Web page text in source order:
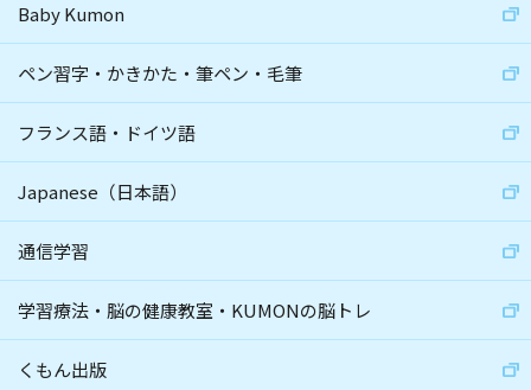
Baby Kumon
ペン習字・かきかた・筆ペン・毛筆
フランス語・ドイツ語
Japanese（日本語）
通信学習
学習療法・脳の健康教室・KUMONの脳トレ
くもん出版